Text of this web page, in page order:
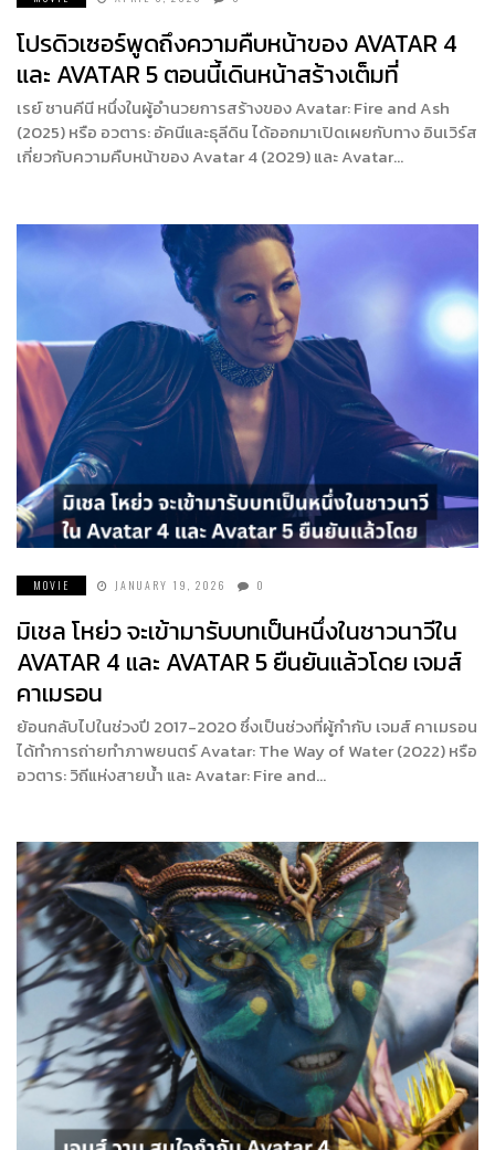
โปรดิวเซอร์พูดถึงความคืบหน้าของ AVATAR 4
และ AVATAR 5 ตอนนี้เดินหน้าสร้างเต็มที่
เรย์ ซานคีนี หนึ่งในผู้อำนวยการสร้างของ Avatar: Fire and Ash
(2025) หรือ อวตาร: อัคนีและธุลีดิน ได้ออกมาเปิดเผยกับทาง อินเวิร์ส
เกี่ยวกับความคืบหน้าของ Avatar 4 (2029) และ Avatar…
MOVIE JANUARY 19, 2026 0
มิเชล โหย่ว จะเข้ามารับบทเป็นหนึ่งในชาวนาวีใน
AVATAR 4 และ AVATAR 5 ยืนยันแล้วโดย เจมส์
คาเมรอน
ย้อนกลับไปในช่วงปี 2017-2020 ซึ่งเป็นช่วงที่ผู้กำกับ เจมส์ คาเมรอน
ได้ทำการถ่ายทำภาพยนตร์ Avatar: The Way of Water (2022) หรือ
อวตาร: วิถีแห่งสายน้ำ และ Avatar: Fire and…